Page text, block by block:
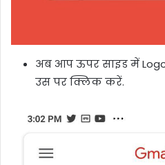
अब आप ऊपर साइड में
उस पर क्लिक करें.